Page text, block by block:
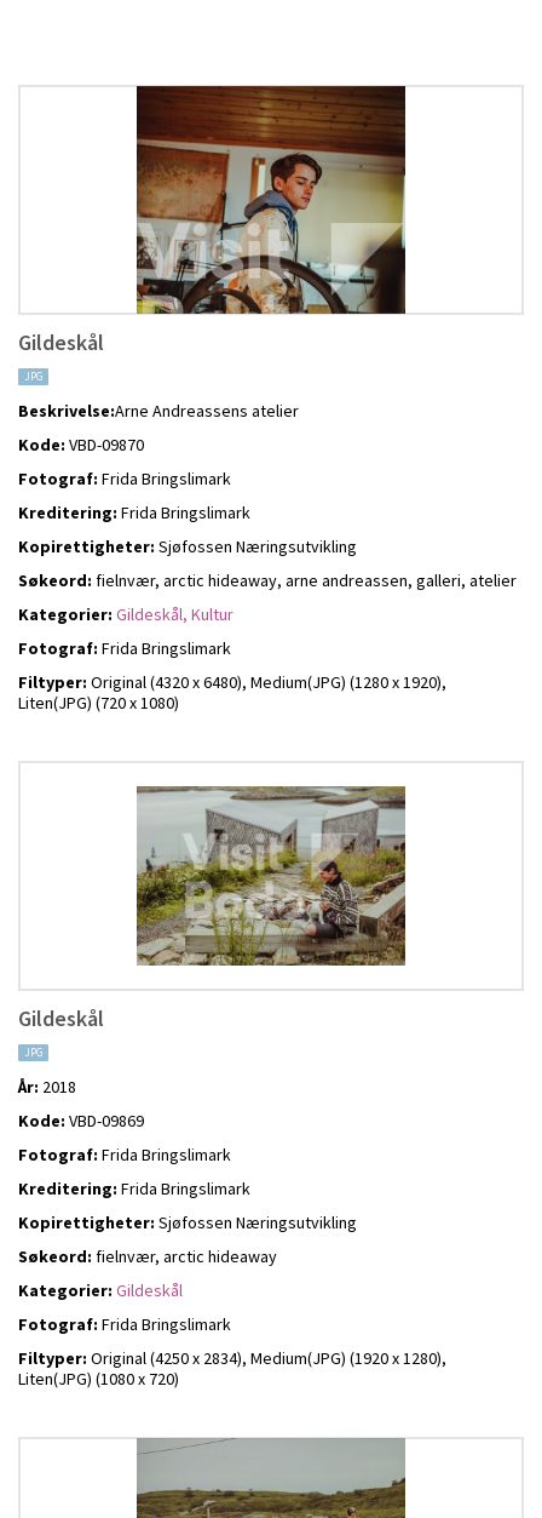
Gildeskål
JPG
Beskrivelse:Arne Andreassens atelier
Kode: VBD-09870
Fotograf: Frida Bringslimark
Kreditering: Frida Bringslimark
Kopirettigheter: Sjøfossen Næringsutvikling
Søkeord: fielnvær, arctic hideaway, arne andreassen, galleri, atelier
Kategorier: Gildeskål, Kultur
Fotograf: Frida Bringslimark
Filtyper: Original (4320 x 6480), Medium(JPG) (1280 x 1920),
Liten(JPG) (720 x 1080)
Gildeskål
JPG
År: 2018
Kode: VBD-09869
Fotograf: Frida Bringslimark
Kreditering: Frida Bringslimark
Kopirettigheter: Sjøfossen Næringsutvikling
Søkeord: fielnvær, arctic hideaway
Kategorier: Gildeskål
Fotograf: Frida Bringslimark
Filtyper: Original (4250 x 2834), Medium(JPG) (1920 x 1280),
Liten(JPG) (1080 x 720)